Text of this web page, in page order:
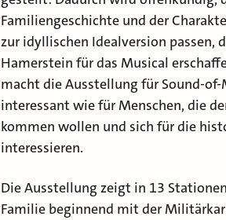
Familiengeschichte und der
zur idyllischen Idealversion passen,
Hamerstein für das Musical
macht die Ausstellung für Sound-of-
interessant wie für Menschen, die
kommen wollen und sich für die
interessieren.
Die Ausstellung zeigt in 13
Familie beginnend mit der